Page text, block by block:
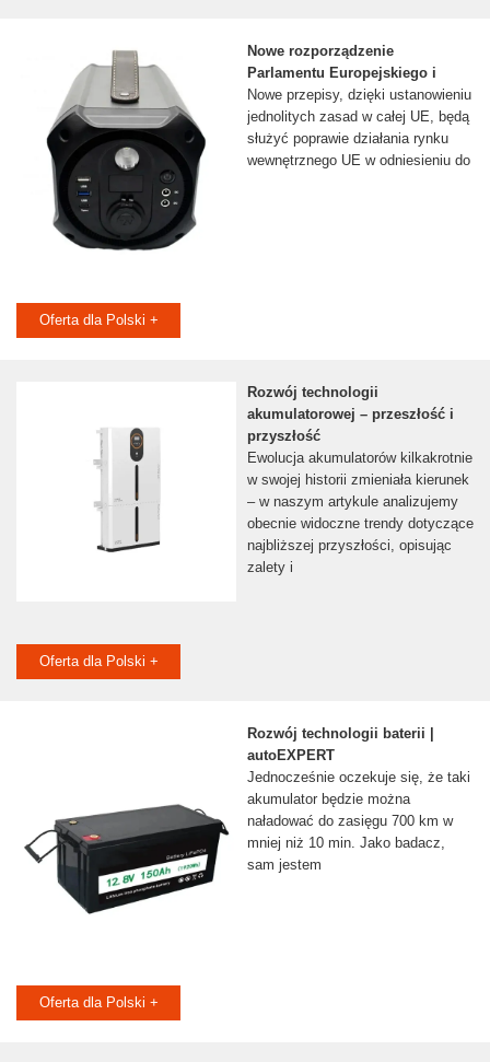
Nowe rozporządzenie
Parlamentu Europejskiego i
Nowe przepisy, dzięki ustanowieniu
jednolitych zasad w całej UE, będą
służyć poprawie działania rynku
wewnętrznego UE w odniesieniu do
Oferta dla Polski +
Rozwój technologii
akumulatorowej – przeszłość i
przyszłość
Ewolucja akumulatorów kilkakrotnie
w swojej historii zmieniała kierunek
– w naszym artykule analizujemy
obecnie widoczne trendy dotyczące
najbliższej przyszłości, opisując
zalety i
Oferta dla Polski +
Rozwój technologii baterii |
autoEXPERT
Jednocześnie oczekuje się, że taki
akumulator będzie można
naładować do zasięgu 700 km w
mniej niż 10 min. Jako badacz,
sam jestem
Oferta dla Polski +